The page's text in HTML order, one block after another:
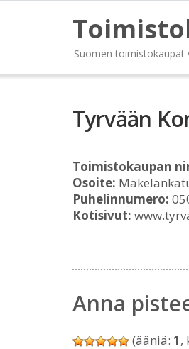
Suomen toimistokaupat
Tyrvään
Toimistokaupan
Osoite:
Puhelinnumero:
Kotisivut:
Anna
(ääniä: 1,